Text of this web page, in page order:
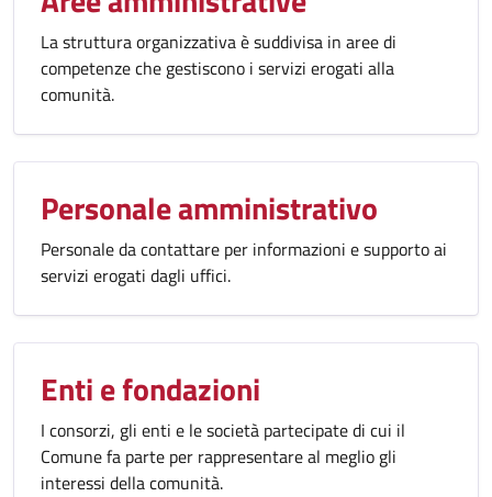
La struttura organizzativa è suddivisa in aree di
competenze che gestiscono i servizi erogati alla
comunità.
Personale amministrativo
Personale da contattare per informazioni e supporto ai
servizi erogati dagli uffici.
Enti e fondazioni
I consorzi, gli enti e le società partecipate di cui il
Comune fa parte per rappresentare al meglio gli
interessi della comunità.